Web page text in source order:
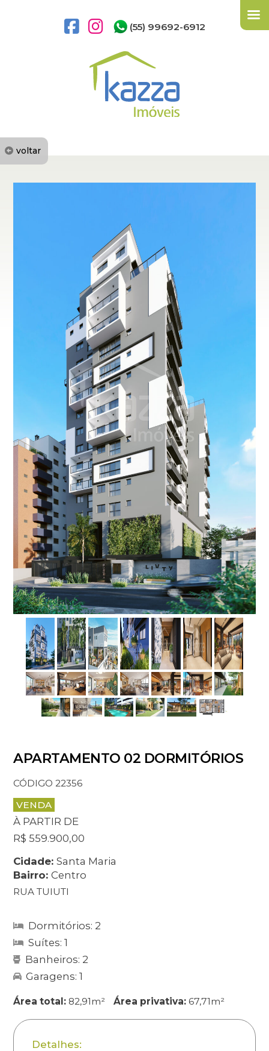
(55) 99692-6912
voltar
APARTAMENTO 02 DORMITÓRIOS
CÓDIGO 22356
VENDA
À PARTIR DE
R$ 559.900,00
Cidade:Santa Maria
Bairro:Centro
RUA TUIUTI
Dormitórios: 2
Suítes: 1
Banheiros: 2
Garagens: 1
Área total: 82,91m² Área privativa: 67,71m²
Detalhes: